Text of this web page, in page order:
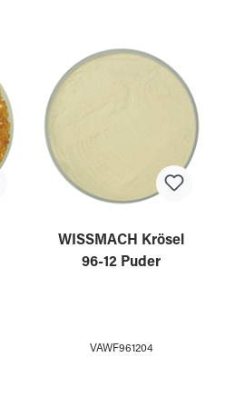
WISSMACH Krösel
96-12 Puder
VAWF961204